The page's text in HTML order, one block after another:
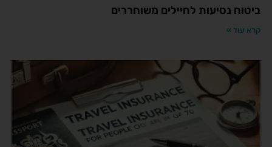
ביטוח נסיעות לחיילים משוחררים
קרא עוד »